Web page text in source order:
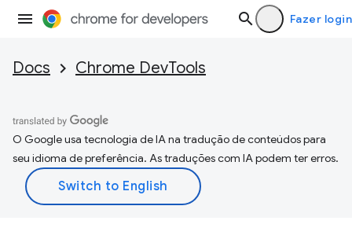
Fazer login
Docs Chrome DevTools
O Google usa tecnologia de IA na tradução de conteúdos para
seu idioma de preferência. As traduções com IA podem ter erros.